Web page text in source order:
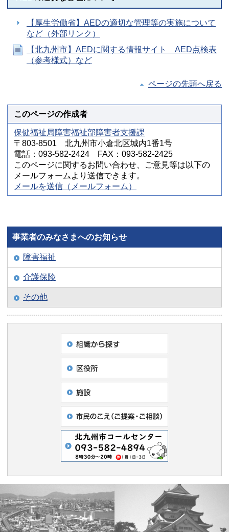
【厚生労働省】AEDの適切な管理等の実施について
など（外部リンク）
【北九州市】AEDに関する情報サイト AED点検表
（参考様式）など
ページの先頭へ戻る
このページの作成者
保健福祉局障害福祉部障害者支援課
〒803-8501 北九州市小倉北区城内1番1号
電話：093-582-2424 FAX：093-582-2425
このページに関するお問い合わせ、ご意見等は以下の
メールフォームより送信できます。
メールを送信（メールフォーム）
事業者のみなさまへのお知らせ
障害福祉
介護保険
その他